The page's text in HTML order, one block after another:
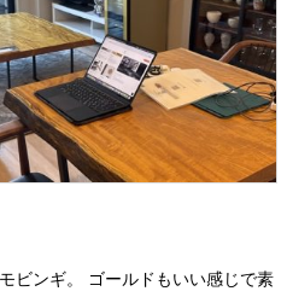
ビンギ。 ゴールドもいい感じで素